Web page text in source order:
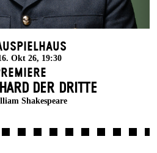
Okt 26, 19:30
DER DRITTE
Shakespeare